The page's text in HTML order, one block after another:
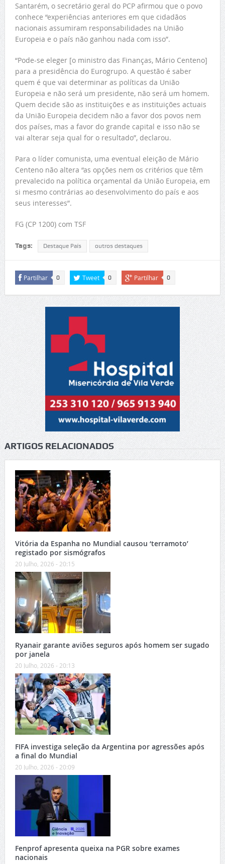
Santarém, o secretário geral do PCP afirmou que o povo
conhece “experiências anteriores em que cidadãos
nacionais assumiram responsabilidades na União
Europeia e o país não ganhou nada com isso”.
“Pode-se eleger [o ministro das Finanças, Mário Centeno]
para a presidência do Eurogrupo. A questão é saber
quem é que vai determinar as políticas da União
Europeia e não será um presidente, não será um homem.
Quem decide são as instituições e as instituições actuais
da União Europeia decidem não a favor dos povos nem
dos países, mas a favor do grande capital e isso não se
vai alterar seja qual for o resultado”, declarou.
Para o líder comunista, uma eventual eleição de Mário
Centeno não altera “as opções nem os critérios que têm
prevalecido na política orçamental da União Europeia, em
si mesmo contrárias ao desenvolvimento do país e aos
seus interesses”.
FG (CP 1200) com TSF
Tags: Destaque País outros destaques
Partilhar 0 Tweet 0 Partilhar 0
ARTIGOS RELACIONADOS
Vitória da Espanha no Mundial causou ‘terramoto’
registado por sismógrafos
20 Julho, 2026 - 20:15
Ryanair garante aviões seguros após homem ser sugado
por janela
20 Julho, 2026 - 20:13
FIFA investiga seleção da Argentina por agressões após
a final do Mundial
20 Julho, 2026 - 20:09
Fenprof apresenta queixa na PGR sobre exames
nacionais